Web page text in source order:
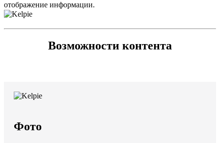
отображение информации.
Возможности контента
Фото